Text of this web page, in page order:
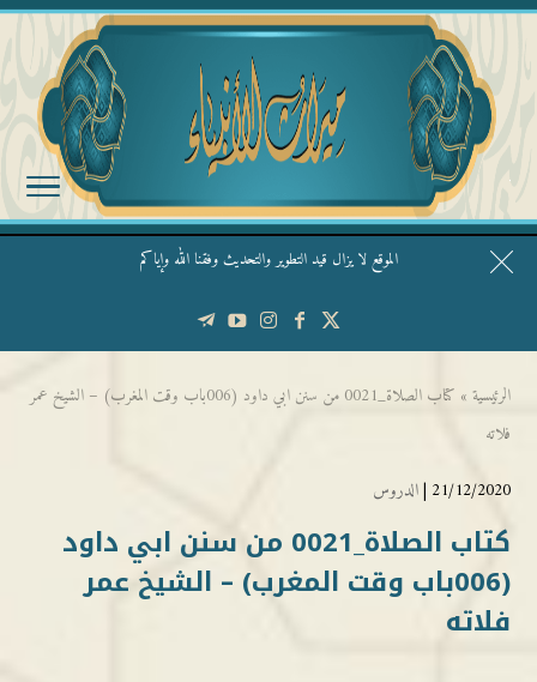
الموقع لا يزال قيد التطوير والتحديث وفقنا الله وإياكم
قال الشيخ ربيع وفقه الله: نحن ليس عندنا تقديس الأشخاص
الرئيسية »
كتاب الصلاة_0021 من سنن ابي داود (006باب وقت المغرب) – الشيخ عمر
فلاته
21/12/2020 | الدروس
كتاب الصلاة_0021 من سنن ابي داود
(006باب وقت المغرب) – الشيخ عمر
فلاته